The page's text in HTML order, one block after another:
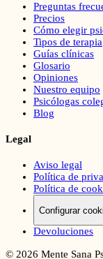
Preguntas
Precios
Cómo elegir
Tipos de terapia
Guías clínicas
Glosario
Opiniones
Nuestro equipo
Psicólogas
Blog
Legal
Aviso legal
Política de
Política de
Configurar
Devoluciones
© 2026 Mente Sana